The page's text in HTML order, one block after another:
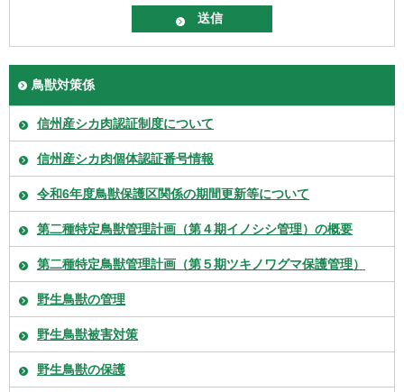
鳥獣対策係
信州産シカ肉認証制度について
信州産シカ肉個体認証番号情報
令和6年度鳥獣保護区関係の期間更新等について
第二種特定鳥獣管理計画（第４期イノシシ管理）の概要
第二種特定鳥獣管理計画（第５期ツキノワグマ保護管理）
野生鳥獣の管理
野生鳥獣被害対策
野生鳥獣の保護